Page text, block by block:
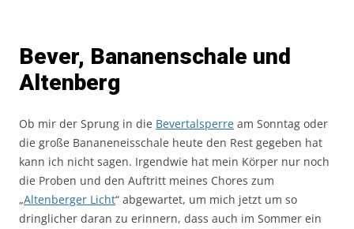
Bever, Bananenschale und
Altenberg
Ob mir der Sprung in die Bevertalsperre am Sonntag oder
die große Bananeneisschale heute den Rest gegeben hat
kann ich nicht sagen. Irgendwie hat mein Körper nur noch
die Proben und den Auftritt meines Chores zum
„Altenberger Licht“ abgewartet, um mich jetzt um so
dringlicher daran zu erinnern, dass auch im Sommer ein